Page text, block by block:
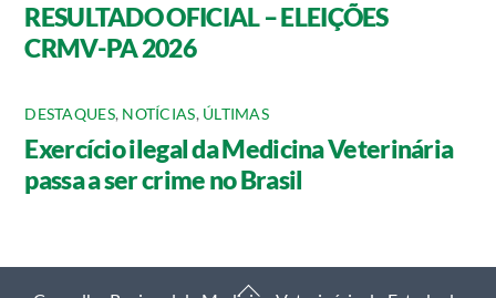
RESULTADO OFICIAL – ELEIÇÕES
CRMV-PA 2026
DESTAQUES, NOTÍCIAS, ÚLTIMAS
Exercício ilegal da Medicina Veterinária
passa a ser crime no Brasil
Back